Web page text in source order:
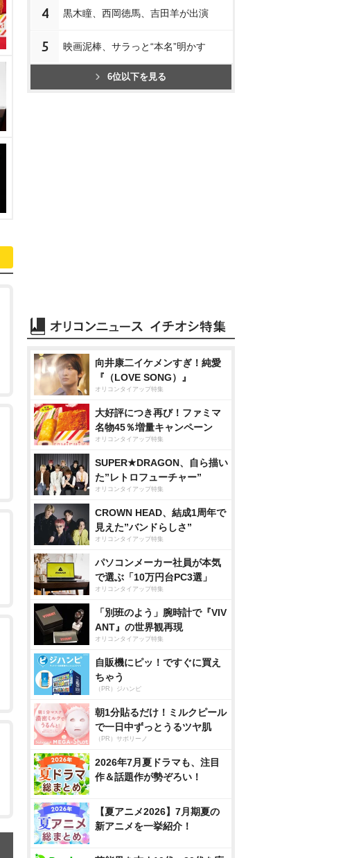
4 黒木瞳、西岡徳馬、吉田羊が出演
5 映画泥棒、サラっと“本名”明かす
6位以下を見る
向井康二イケメンすぎ！純愛
『（LOVE SONG）』
オリコンタイアップ特集
大好評につき再び！ファミマ
名物45％増量キャンペーン
オリコンタイアップ特集
SUPER★DRAGON、自ら描い
た”レトロフューチャー”
オリコンタイアップ特集
CROWN HEAD、結成1周年で
見えた”バンドらしさ”
オリコンタイアップ特集
パソコンメーカー社員が本気
で選ぶ「10万円台PC3選」
オリコンタイアップ特集
「別班のよう」腕時計で『VIV
ANT』の世界観再現
オリコンタイアップ特集
自販機にピッ！ですぐに買え
ちゃう
（PR）ジハンピ
朝1分貼るだけ！ミルクピール
で一日中ずっとうるツヤ肌
（PR）サボリーノ
2026年7月夏ドラマも、注目
作＆話題作が勢ぞろい！
【夏アニメ2026】7月期夏の
新アニメを一挙紹介！